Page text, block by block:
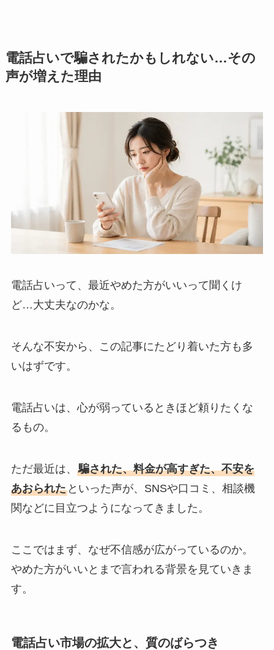
電話占いで騙されたかもしれない…その
声が増えた理由
電話占いって、最近やめた方がいいって聞くけ
ど…大丈夫なのかな。
そんな不安から、この記事にたどり着いた方も多
いはずです。
電話占いは、心が弱っているときほど頼りたくな
るもの。
ただ最近は、 騙された、料金が高すぎた、不安を
あおられたといった声が、SNSや口コミ、相談機
関などに目立つようになってきました。
ここではまず、なぜ不信感が広がっているのか。
やめた方がいいとまで言われる背景を見ていきま
す。
電話占い市場の拡大と、質のばらつき